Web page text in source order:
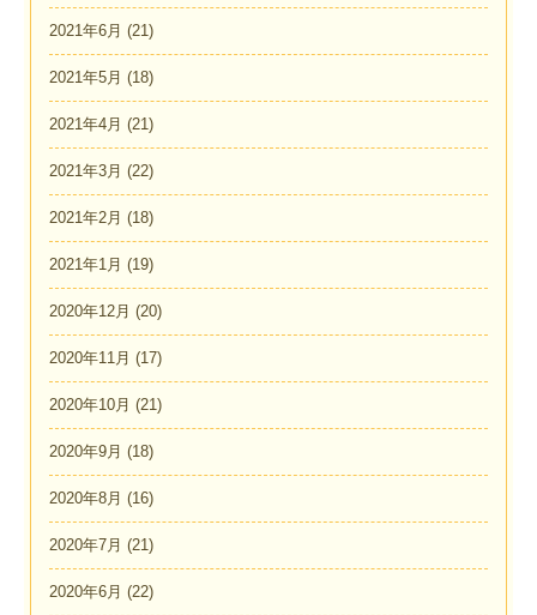
2021年6月 (21)
2021年5月 (18)
2021年4月 (21)
2021年3月 (22)
2021年2月 (18)
2021年1月 (19)
2020年12月 (20)
2020年11月 (17)
2020年10月 (21)
2020年9月 (18)
2020年8月 (16)
2020年7月 (21)
2020年6月 (22)